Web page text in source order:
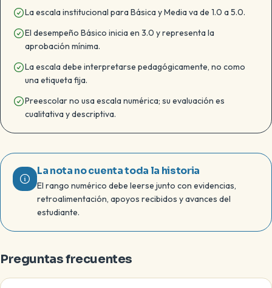
La escala institucional para Básica y Media va de 1.0 a 5.0.
El desempeño Básico inicia en 3.0 y representa la
aprobación mínima.
La escala debe interpretarse pedagógicamente, no como
una etiqueta fija.
Preescolar no usa escala numérica; su evaluación es
cualitativa y descriptiva.
La nota no cuenta toda la historia
El rango numérico debe leerse junto con evidencias,
retroalimentación, apoyos recibidos y avances del
estudiante.
Preguntas frecuentes